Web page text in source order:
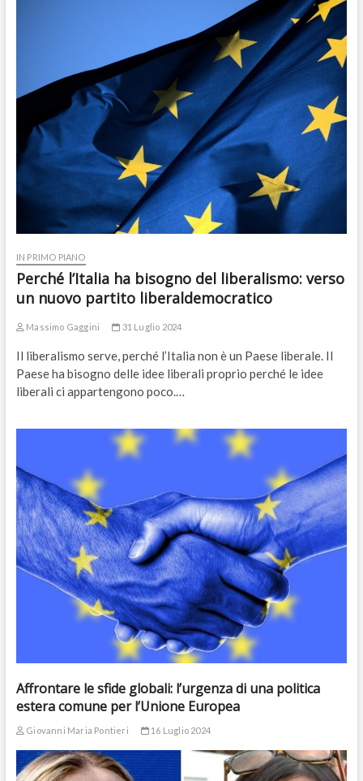
IN PRIMO PIANO
Perché l’Italia ha bisogno del liberalismo: verso
un nuovo partito liberaldemocratico
Massimo Gaggini 31 Luglio 2024
Il liberalismo serve, perché l’Italia non è un Paese liberale. Il
Paese ha bisogno delle idee liberali proprio perché le idee
liberali ci appartengono poco.…
Affrontare le sfide globali: l’urgenza di una politica
estera comune per l’Unione Europea
Giovanni Maria Pontieri 16 Luglio 2024